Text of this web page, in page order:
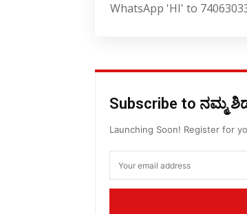
WhatsApp 'HI' to
Subscribe to ನಮ್ಮ
Launching Soon! Register for